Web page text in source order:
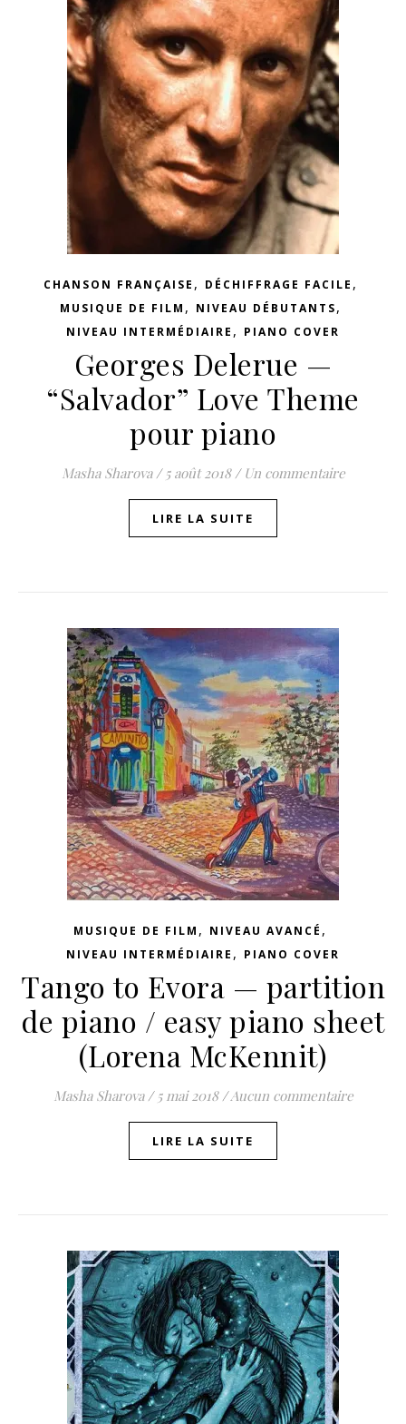
CHANSON FRANÇAISE , DÉCHIFFRAGE FACILE ,
MUSIQUE DE FILM , NIVEAU DÉBUTANTS,
NIVEAU INTERMÉDIAIRE , PIANO COVER
Georges Delerue —
“Salvador” Love Theme
pour piano
Masha Sharova / 5 août 2018 / Un commentaire
LIRE LA SUITE
MUSIQUE DE FILM , NIVEAU AVANCÉ ,
NIVEAU INTERMÉDIAIRE , PIANO COVER
Tango to Evora — partition
de piano / easy piano sheet
(Lorena McKennit)
Masha Sharova / 5 mai 2018 /Aucun commentaire
LIRE LA SUITE